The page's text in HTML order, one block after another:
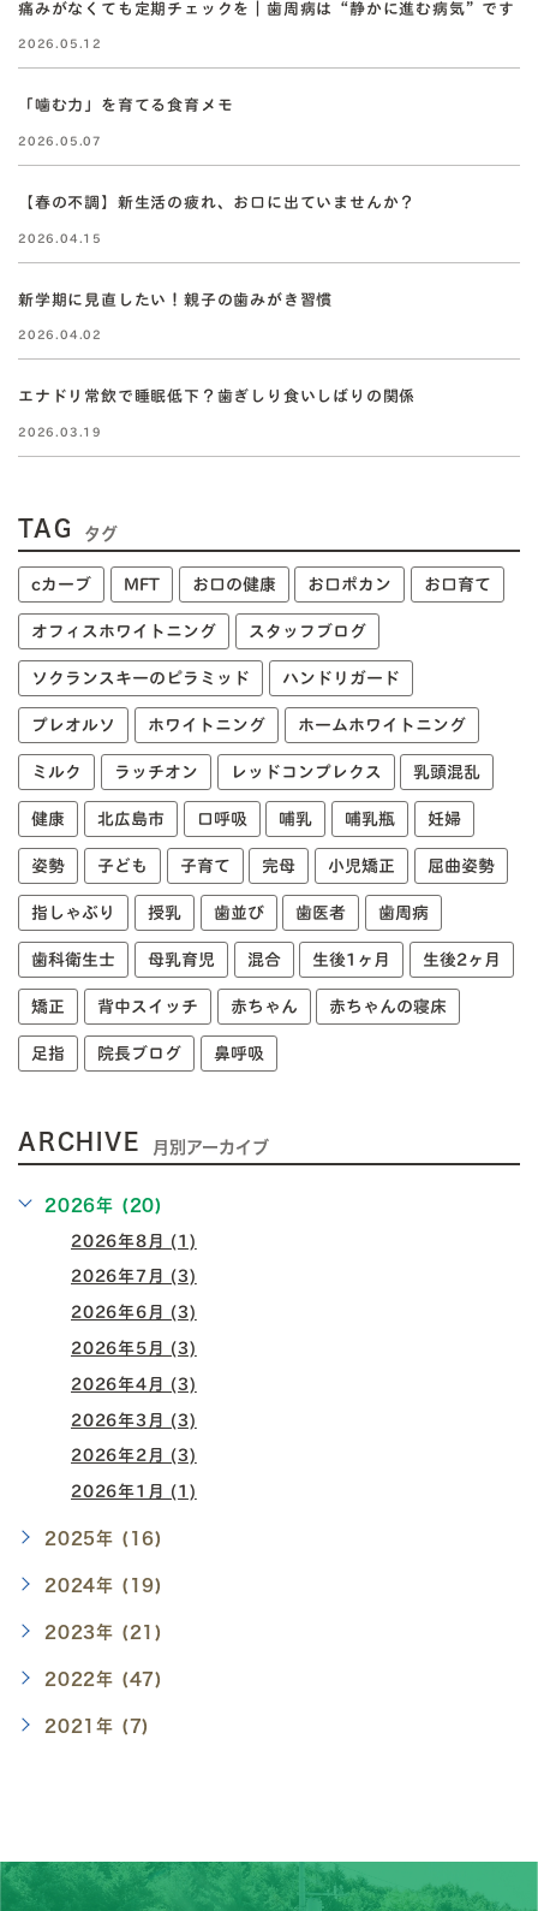
痛みがなくても定期チェックを｜歯周病は“静かに進む病気”です
2026.05.12
「噛む力」を育てる食育メモ
2026.05.07
【春の不調】新生活の疲れ、お口に出ていませんか？
2026.04.15
新学期に見直したい！親子の歯みがき習慣
2026.04.02
エナドリ常飲で睡眠低下？歯ぎしり食いしばりの関係
2026.03.19
TAG タグ
cカーブ MFT お口の健康 お口ポカン お口育て
オフィスホワイトニング スタッフブログ
ソクランスキーのピラミッド ハンドリガード
プレオルソ ホワイトニング ホームホワイトニング
ミルク ラッチオン レッドコンプレクス 乳頭混乱
健康 北広島市 口呼吸 哺乳 哺乳瓶 妊婦
姿勢 子ども 子育て 完母 小児矯正 屈曲姿勢
指しゃぶり 授乳 歯並び 歯医者 歯周病
歯科衛生士 母乳育児 混合 生後1ヶ月 生後2ヶ月
矯正 背中スイッチ 赤ちゃん 赤ちゃんの寝床
足指 院長ブログ 鼻呼吸
ARCHIVE 月別アーカイブ
2026年 (20)
2026年8月 (1)
2026年7月 (3)
2026年6月 (3)
2026年5月 (3)
2026年4月 (3)
2026年3月 (3)
2026年2月 (3)
2026年1月 (1)
2025年 (16)
2024年 (19)
2023年 (21)
2022年 (47)
2021年 (7)